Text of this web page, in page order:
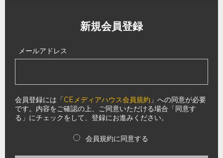
新規会員登録
メールアドレス
会員登録には「CEメディアハウス会員規約 」への同意が必要
です。内容をご確認の上、ご同意いただける場合「同意す
る」にチェックをして、登録にお進みください。
会員規約に同意する